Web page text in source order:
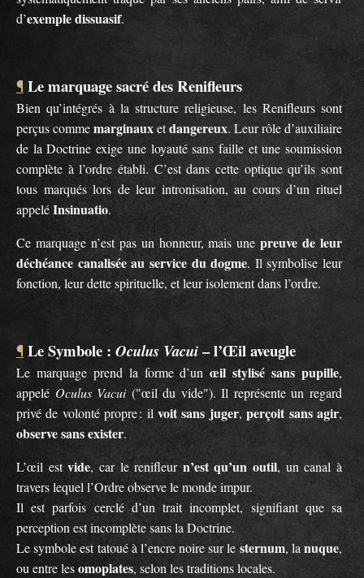
d’exemple dissuasif.
¶ Le marquage sacré des Renifleurs
Bien qu’intégrés à la structure religieuse, les Renifleurs sont
perçus commemarginauxetdangereux. Leur rôle d’auxiliaire
de la Doctrine exige une loyauté sans faille et une soumission
complète à l’ordre établi. C’est dans cette optique qu’ils sont
tous marqués lors de leur intronisation, au cours d’un rituel
appeléInsinuatio.
Ce marquage n’est pas un honneur, mais unepreuve de leur
déchéance canalisée au service du dogme. Il symbolise leur
fonction, leur dette spirituelle, et leur isolement dans l’ordre.
¶ Le Symbole : Oculus Vacui– l’Œil aveugle
Le marquage prend la forme d’unœil stylisé sans pupille,
appelé Oculus Vacui("œil du vide"). Il représente un regard
privé de volonté propre : il voit sans juger,perçoit sans agir,
observe sans exister.
L’œil estvide, car le renifleur n’est qu’un outil, un canal à
travers lequel l’Ordre observe le monde impur.
Il est parfois cerclé d’un trait incomplet, signifiant que sa
perception est incomplète sans la Doctrine.
Le symbole est tatoué à l’encre noire sur le sternum, lanuque,
ou entre lesomoplates, selon les traditions locales.